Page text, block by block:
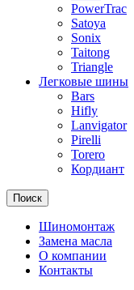
PowerTrac
Satoya
Sonix
Taitong
Triangle
Легковые шины
Bars
Hifly
Lanvigator
Pirelli
Torero
Кордиант
Поиск
Шиномонтаж
Замена масла
О компании
Контакты